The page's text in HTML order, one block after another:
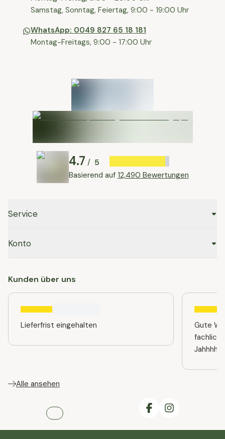
⁠Samstag, Sonntag, Feiertag, 9:00 - 19:00 Uhr
WhatsApp: 0049 827 65 18 181
Montag-Freitags, 9:00 - 17:00 Uhr
4.7 / 5
Basierend auf 12,490 Bewertungen
Service
Konto
Kunden über uns
Lieferfrist eingehalten
Gute
fachlich
Alle ansehen